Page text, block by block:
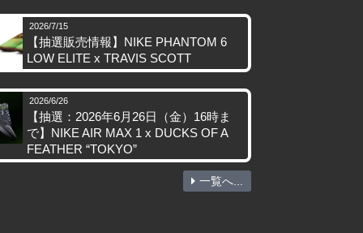
2026/7/15
【抽選販売情報】NIKE PHANTOM 6
LOW ELITE x TRAVIS SCOTT
2026/6/26
【抽選：2026年6月26日（金）16時ま
で】NIKE AIR MAX 1 x DUCKS OF A
FEATHER “TOKYO”
一覧へ...